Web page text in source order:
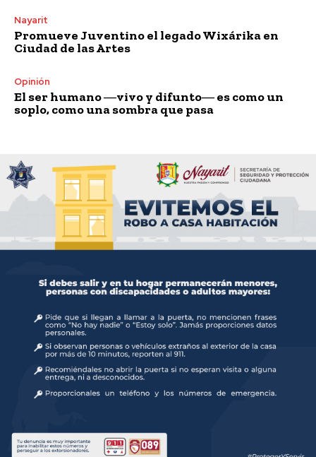
Nayarit
Promueve Juventino el legado Wixárika en
Ciudad de las Artes
Opinión
El ser humano ―vivo y difunto― es como un
soplo, como una sombra que pasa